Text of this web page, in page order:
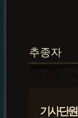
추종자
기사단원